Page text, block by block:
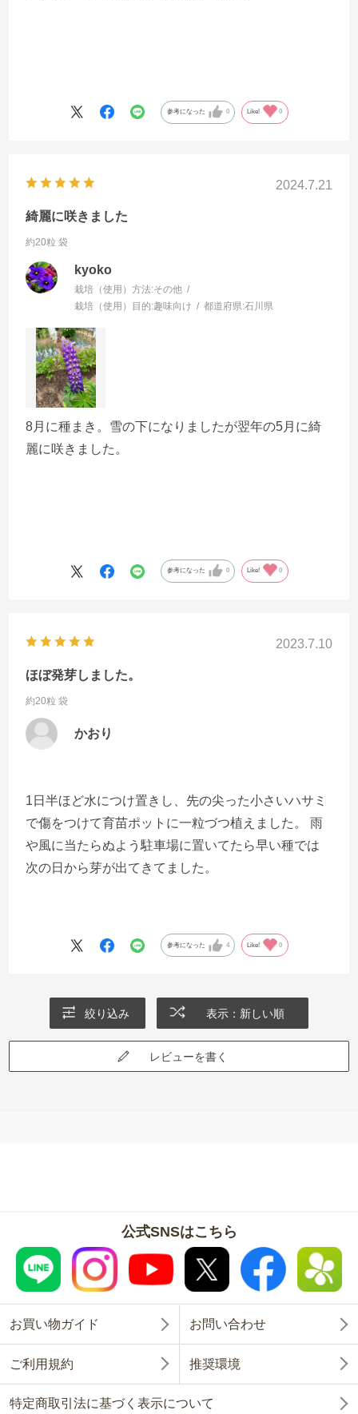
参考になった 0 Like! 0
2024.7.21
綺麗に咲きました
約20粒 袋
kyoko
栽培（使用）方法:その他
栽培（使用）目的:趣味向け 都道府県:石川県
8月に種まき。雪の下になりましたが翌年の5月に綺
麗に咲きました。
参考になった 0 Like! 0
2023.7.10
ほぼ発芽しました。
約20粒 袋
かおり
1日半ほど水につけ置きし、先の尖った小さいハサミ
で傷をつけて育苗ポットに一粒づつ植えました。 雨
や風に当たらぬよう駐車場に置いてたら早い種では
次の日から芽が出てきてました。
参考になった 4 Like! 0
絞り込み 表示：新しい順
レビューを書く
公式SNSはこちら
お買い物ガイド お問い合わせ
ご利用規約 推奨環境
特定商取引法に基づく表示について